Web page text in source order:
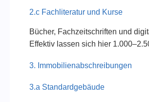
2.c Fachliteratur und Kurse
Bücher, Fachzeitschriften und
Effektiv lassen sich hier
3. Immobilienabschreibungen
3.a Standardgebäude